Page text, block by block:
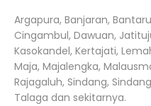
Argapura, Banjaran,
Cingambul, Dawuan,
Kasokandel, Kertajati,
Maja, Majalengka,
Rajagaluh, Sindang,
Talaga dan sekitarnya.